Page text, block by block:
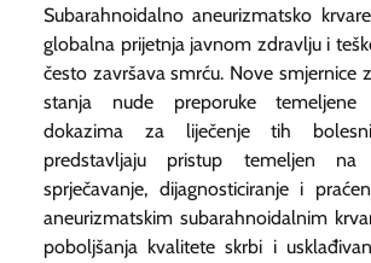
Subarahnoidalno aneurizmatsko
globalna prijetnja javnom zdravlju i
često završava smrću. Nove smjernice
stanja nude preporuke
dokazima za liječenje tih
predstavljaju pristup temeljen
sprječavanje, dijagnosticiranje i
aneurizmatskim subarahnoidalnim
poboljšanja kvalitete skrbi i